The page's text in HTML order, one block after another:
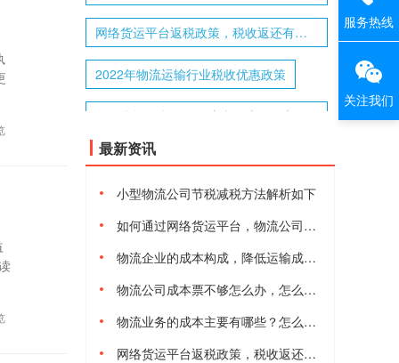
网络货运平台返税政策，税收返还有多少
2022年物流运输行业税收优惠政策
最新资讯
小型物流公司节税减税方法解析如下
如何通过网络货运平台，物流公司合规减税降费
物流企业的成本构成，降低运输成本的方法有哪些
物流公司成本票不够怎么办，怎么获取物流进项成本票
物流业务的成本主要有哪些？怎么降低物流综合成本
网络货运平台返税政策，税收返还有多少
服务热线
关注我们